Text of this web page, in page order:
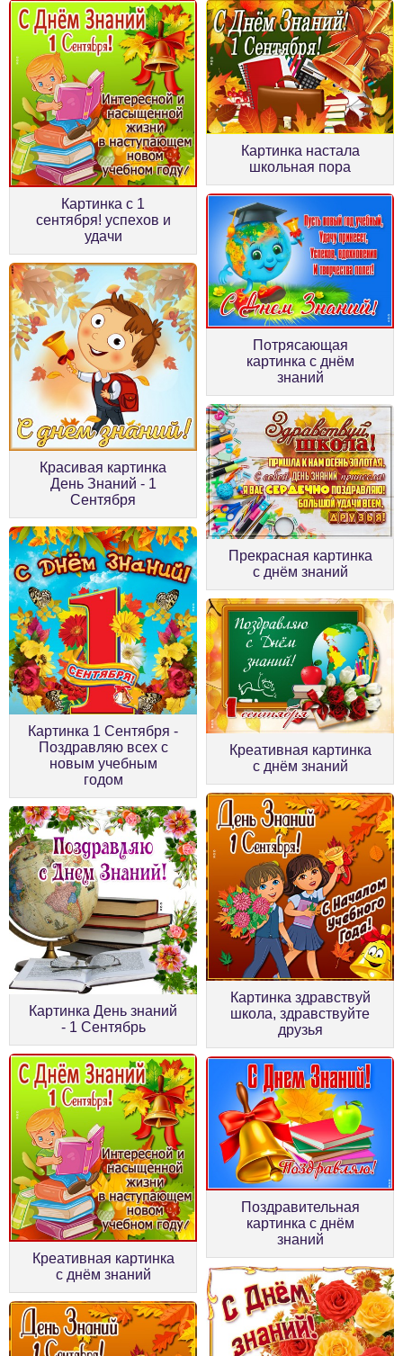
Картинка с 1
сентября! успехов и
удачи
Картинка настала
школьная пора
Красивая картинка
День Знаний - 1
Сентября
Потрясающая
картинка с днём
знаний
Картинка 1 Сентября -
Поздравляю всех с
новым учебным
годом
Прекрасная картинка
с днём знаний
Картинка День знаний
- 1 Сентябрь
Креативная картинка
с днём знаний
Креативная картинка
с днём знаний
Картинка здравствуй
школа, здравствуйте
друзья
Поздравительная
картинка с днём
знаний